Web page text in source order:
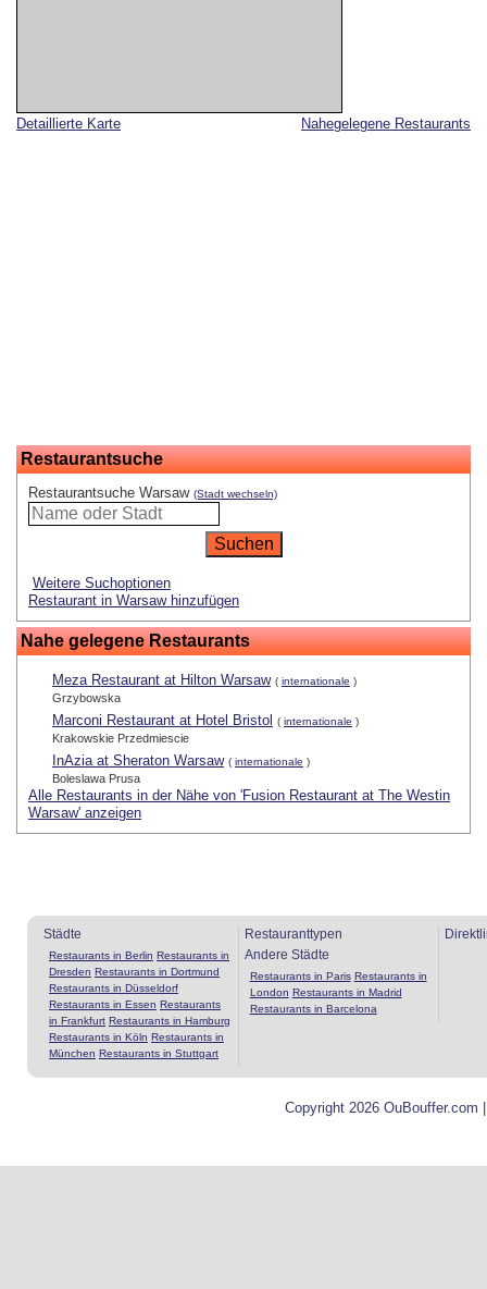
Nahegelegene Restaurants
Detaillierte Karte
Restaurantsuche
Restaurantsuche Warsaw (Stadt wechseln)
Weitere Suchoptionen
Restaurant in Warsaw hinzufügen
Nahe gelegene Restaurants
Meza Restaurant at Hilton Warsaw ( internationale )
Grzybowska
Marconi Restaurant at Hotel Bristol ( internationale )
Krakowskie Przedmiescie
InAzia at Sheraton Warsaw ( internationale )
Boleslawa Prusa
Alle Restaurants in der Nähe von 'Fusion Restaurant at The Westin
Warsaw' anzeigen
Städte
Restaurants in Berlin Restaurants in
Dresden Restaurants in Dortmund
Restaurants in Düsseldorf
Restaurants in Essen Restaurants
in Frankfurt Restaurants in Hamburg
Restaurants in Köln Restaurants in
München Restaurants in Stuttgart
Restauranttypen
Andere Städte
Restaurants in Paris Restaurants in
London Restaurants in Madrid
Restaurants in Barcelona
Copyright 2026 OuBouffer.com